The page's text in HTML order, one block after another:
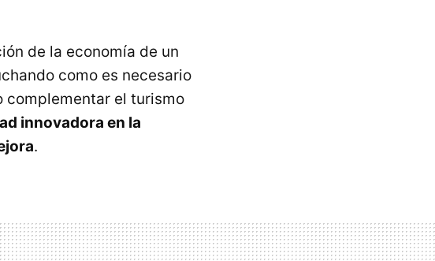
de la economía de un
como es necesario
complementar el turismo
innovadora en la
.